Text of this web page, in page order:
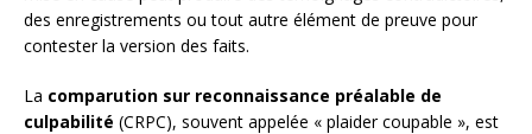
des enregistrements ou tout autre élément de preuve pour
contester la version des faits.
La comparution sur reconnaissance préalable de
culpabilité (CRPC), souvent appelée « plaider coupable », est